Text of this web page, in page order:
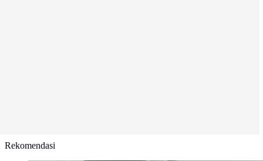
Rekomendasi